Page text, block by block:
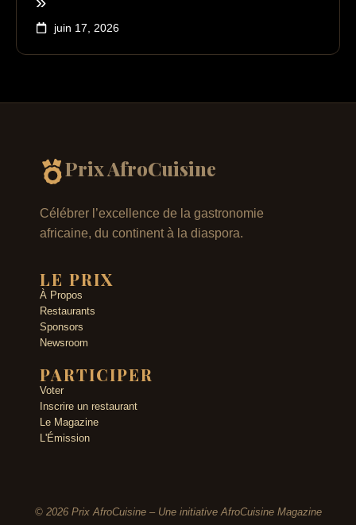
juin 17, 2026
Prix AfroCuisine
Célébrer l’excellence de la gastronomie
africaine, du continent à la diaspora.
LE PRIX
À Propos
Restaurants
Sponsors
Newsroom
PARTICIPER
Voter
Inscrire un restaurant
Le Magazine
L'Émission
© 2026 Prix AfroCuisine – Une initiative AfroCuisine Magazine